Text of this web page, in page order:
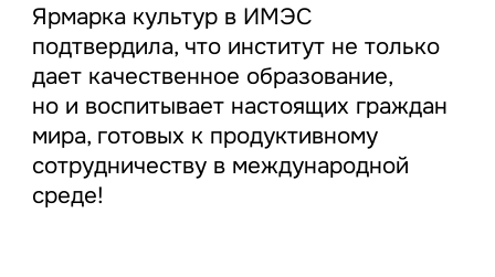
Ярмарка культур в ИМЭС
подтвердила, что институт не только
дает качественное образование,
но и воспитывает настоящих граждан
мира, готовых к продуктивному
сотрудничеству в международной
среде!